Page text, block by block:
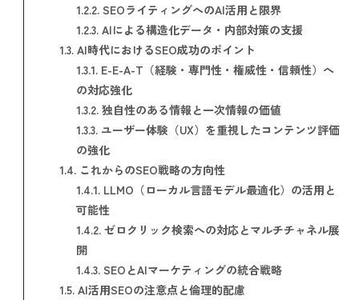
1.2.2.SEOライティングへのAI活用と限界
1.2.3.AIによる構造化データ・内部対策の支援
1.3.AI時代におけるSEO成功のポイント
1.3.1.E-E-A-T（経験・専門性・権威性・信頼性）へ
の対応強化
1.3.2.独自性のある情報と一次情報の価値
1.3.3.ユーザー体験（UX）を重視したコンテンツ評価
の強化
1.4.これからのSEO戦略の方向性
1.4.1.LLMO（ローカル言語モデル最適化）の活用と
可能性
1.4.2.ゼロクリック検索への対応とマルチチャネル展
開
1.4.3.SEOとAIマーケティングの統合戦略
1.5.AI活用SEOの注意点と倫理的配慮